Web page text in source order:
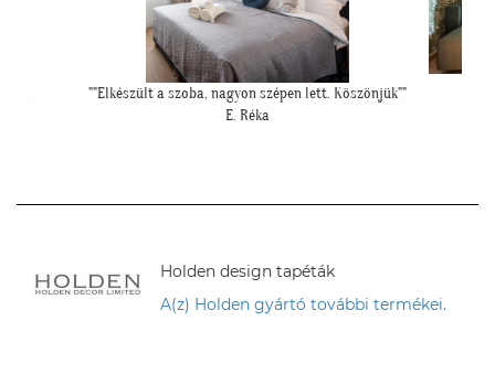
""Elkészült a kép, gondoltam, hátha :)""
H. Sára
Holden design tapéták
A(z) Holden gyártó további termékei.